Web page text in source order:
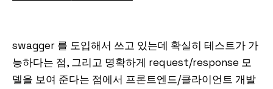
swagger 를 도입해서 쓰고 있는데 확실히 테스트가 가
능하다는 점, 그리고 명확하게 request/response 모
델을 보여 준다는 점에서 프론트엔드/클라이언트 개발